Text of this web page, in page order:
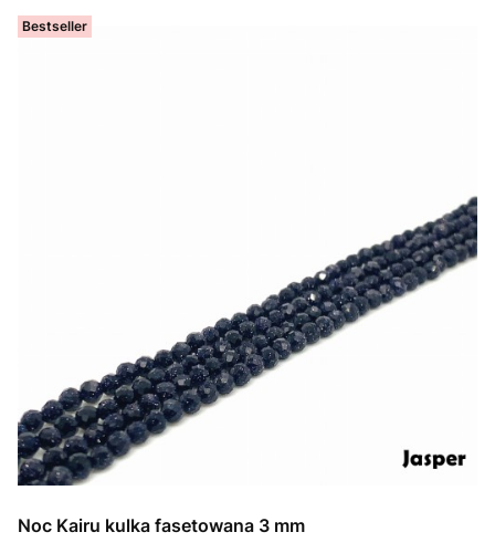
Bestseller
Noc Kairu kulka fasetowana 3 mm